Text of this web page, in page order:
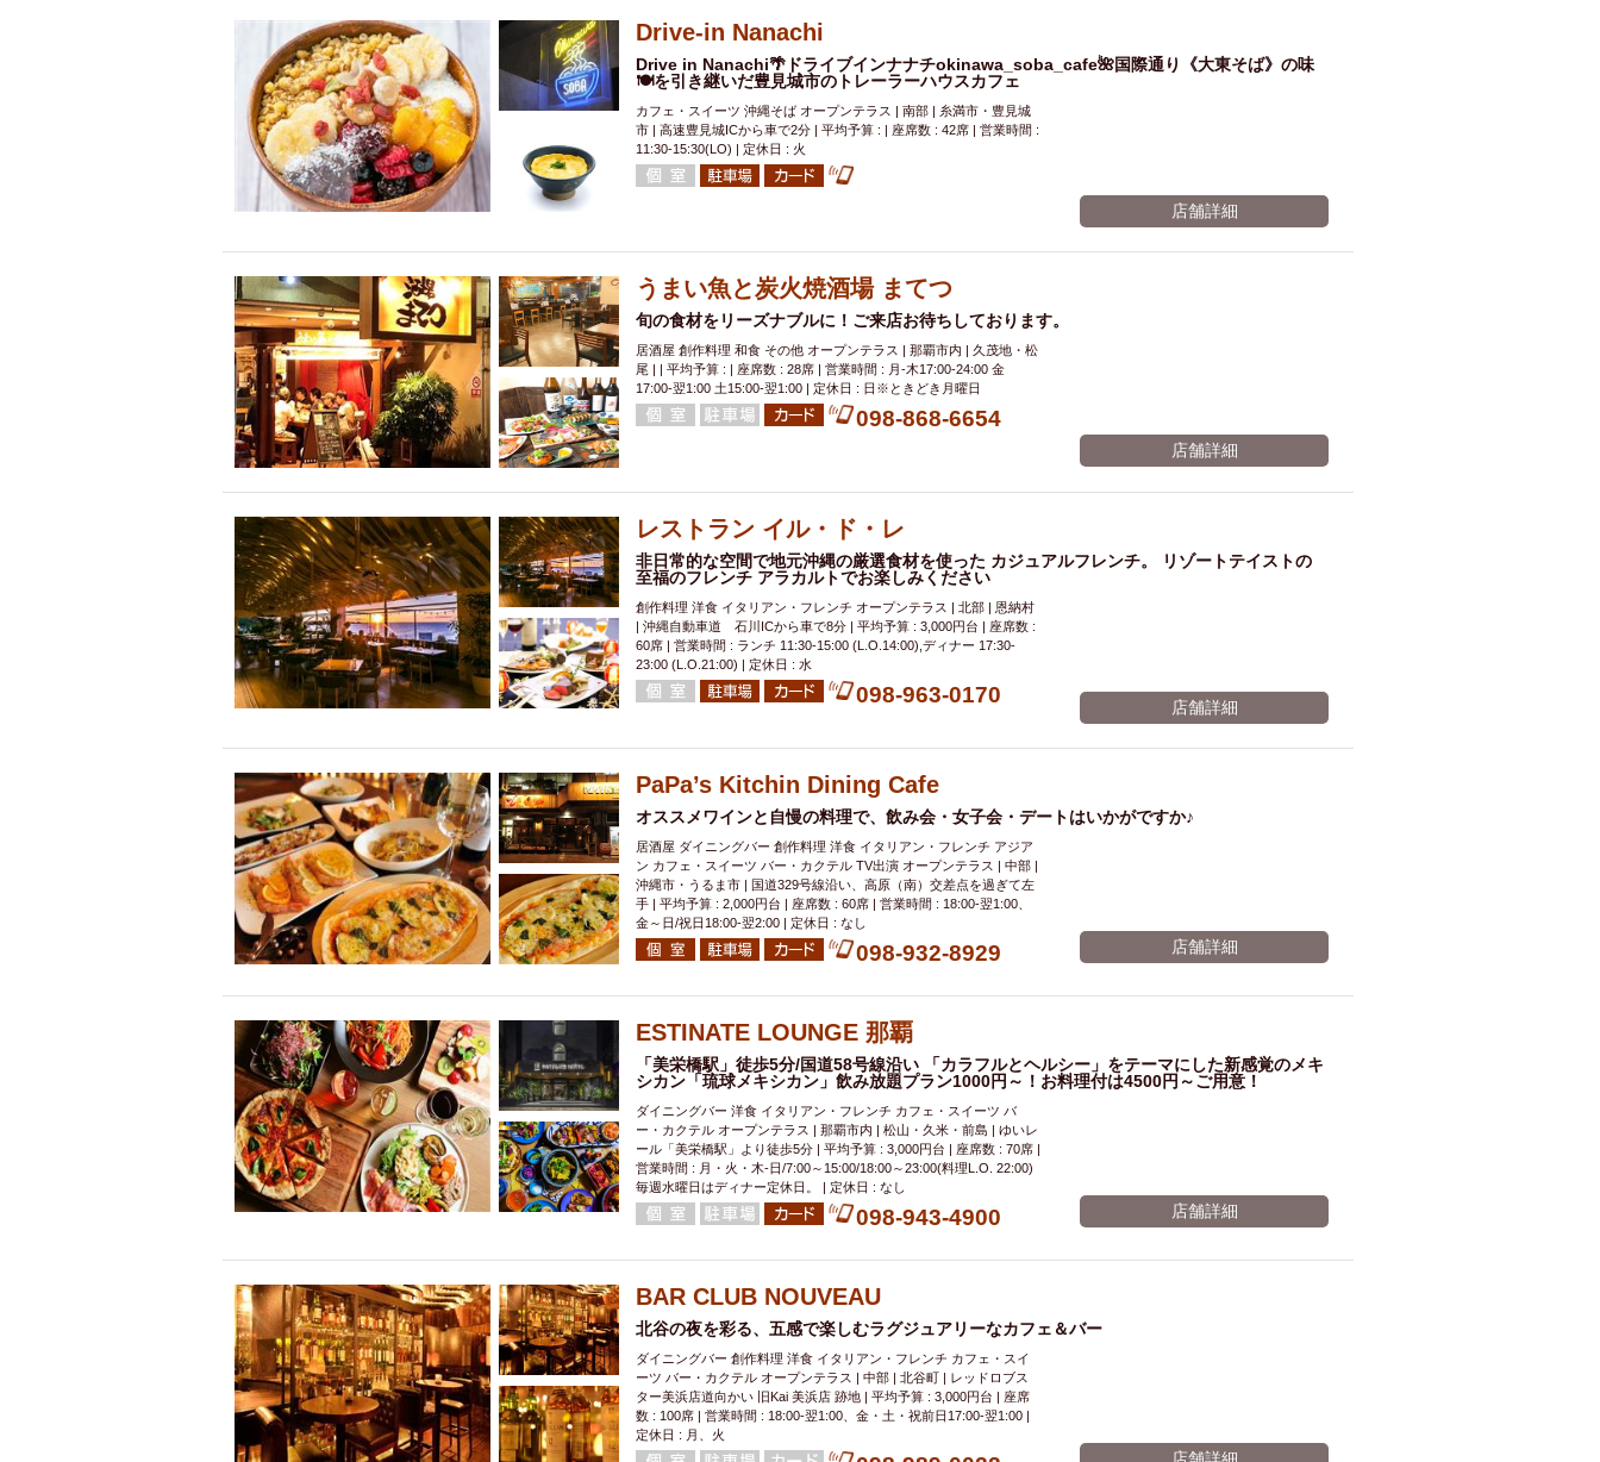
Drive-in Nanachi
Drive in Nanachi🌴ドライブインナナチokinawa_soba_cafe🌺国際通り《大東そば》の味
🍽を引き継いだ豊見城市のトレーラーハウスカフェ
カフェ・スイーツ 沖縄そば オープンテラス | 南部 | 糸満市・豊見城
市 | 高速豊見城ICから車で2分 | 平均予算 : | 座席数 : 42席 | 営業時間 :
11:30-15:30(LO) | 定休日 : 火
店舗詳細
うまい魚と炭火焼酒場 まてつ
旬の食材をリーズナブルに！ご来店お待ちしております。
居酒屋 創作料理 和食 その他 オープンテラス | 那覇市内 | 久茂地・松
尾 | | 平均予算 : | 座席数 : 28席 | 営業時間 : 月-木17:00-24:00 金
17:00-翌1:00 土15:00-翌1:00 | 定休日 : 日※ときどき月曜日
098-868-6654
店舗詳細
レストラン イル・ド・レ
非日常的な空間で地元沖縄の厳選食材を使った カジュアルフレンチ。 リゾートテイストの
至福のフレンチ アラカルトでお楽しみください
創作料理 洋食 イタリアン・フレンチ オープンテラス | 北部 | 恩納村
| 沖縄自動車道 石川ICから車で8分 | 平均予算 : 3,000円台 | 座席数 :
60席 | 営業時間 : ランチ 11:30-15:00 (L.O.14:00),ディナー 17:30-
23:00 (L.O.21:00) | 定休日 : 水
098-963-0170 店舗詳細
PaPa’s Kitchin Dining Cafe
オススメワインと自慢の料理で、飲み会・女子会・デートはいかがですか♪
居酒屋 ダイニングバー 創作料理 洋食 イタリアン・フレンチ アジア
ン カフェ・スイーツ バー・カクテル TV出演 オープンテラス | 中部 |
沖縄市・うるま市 | 国道329号線沿い、高原（南）交差点を過ぎて左
手 | 平均予算 : 2,000円台 | 座席数 : 60席 | 営業時間 : 18:00‐翌1:00、
金～日/祝日18:00-翌2:00 | 定休日 : なし
098-932-8929 店舗詳細
ESTINATE LOUNGE 那覇
「美栄橋駅」徒歩5分/国道58号線沿い 「カラフルとヘルシー」をテーマにした新感覚のメキ
シカン「琉球メキシカン」飲み放題プラン1000円～！お料理付は4500円～ご用意！
ダイニングバー 洋食 イタリアン・フレンチ カフェ・スイーツ バ
ー・カクテル オープンテラス | 那覇市内 | 松山・久米・前島 | ゆいレ
ール「美栄橋駅」より徒歩5分 | 平均予算 : 3,000円台 | 座席数 : 70席 |
営業時間 : 月・火・木-日/7:00～15:00/18:00～23:00(料理L.O. 22:00)
毎週水曜日はディナー定休日。 | 定休日 : なし
098-943-4900 店舗詳細
BAR CLUB NOUVEAU
北谷の夜を彩る、五感で楽しむラグジュアリーなカフェ＆バー
ダイニングバー 創作料理 洋食 イタリアン・フレンチ カフェ・スイ
ーツ バー・カクテル オープンテラス | 中部 | 北谷町 | レッドロブス
ター美浜店道向かい 旧Kai 美浜店 跡地 | 平均予算 : 3,000円台 | 座席
数 : 100席 | 営業時間 : 18:00-翌1:00、金・土・祝前日17:00-翌1:00 |
定休日 : 月、火